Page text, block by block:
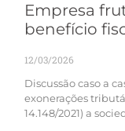
Empresa
benefício
12/03/2026
Discussão caso a
exonerações
14.148/2021) a